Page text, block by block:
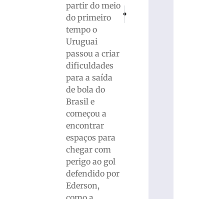
partir do meio
do primeiro
tempo o
Uruguai
passou a criar
dificuldades
para a saída
de bola do
Brasil e
começou a
encontrar
espaços para
chegar com
perigo ao gol
defendido por
Ederson,
PRÓXIMO